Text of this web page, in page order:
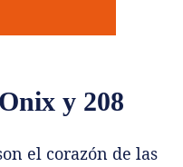
y 208
el corazón de las